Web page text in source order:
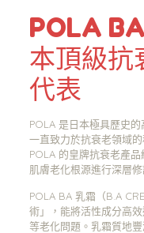
POLA
本頂級抗
代表
POLA 是日本極具歷史
一直致力於抗衰老領域
POLA 的皇牌抗衰老產
肌膚老化根源進行深層修
POLA BA 乳霜（B.A
術」，能將活性成分高
等老化問題。乳霜質地